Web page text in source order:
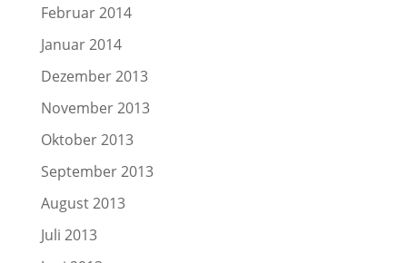
Februar 2014
Januar 2014
Dezember 2013
November 2013
Oktober 2013
September 2013
August 2013
Juli 2013